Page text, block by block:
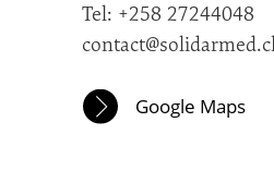
Tel: +258 27244048
Google Maps